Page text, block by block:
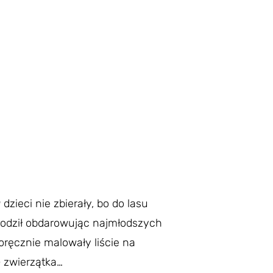
nie zbierały, bo do lasu
obdarowując najmłodszych
malowały liście na